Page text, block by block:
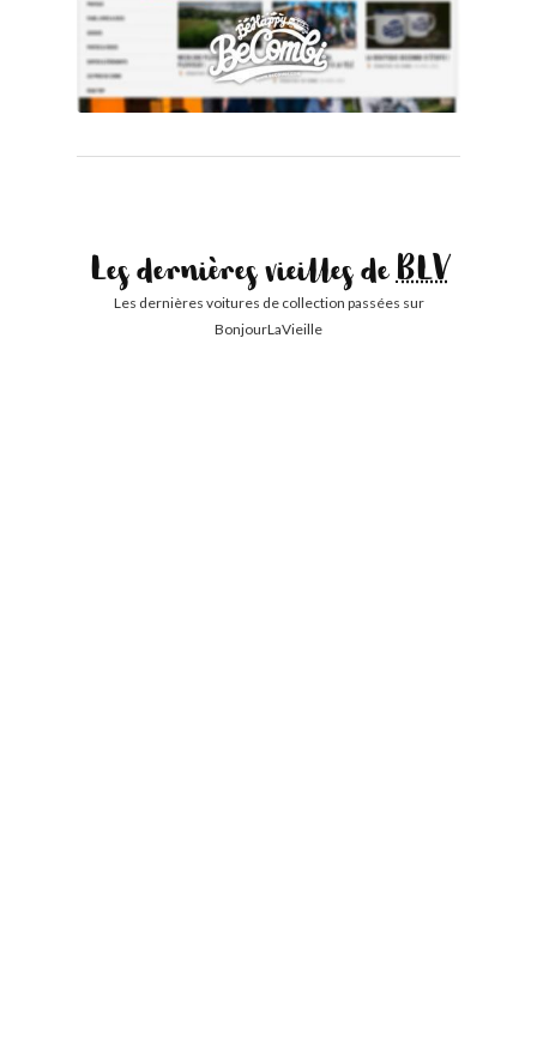
Les dernières vieilles deBLV
Les dernières voitures de collection passées sur
BonjourLaVieille